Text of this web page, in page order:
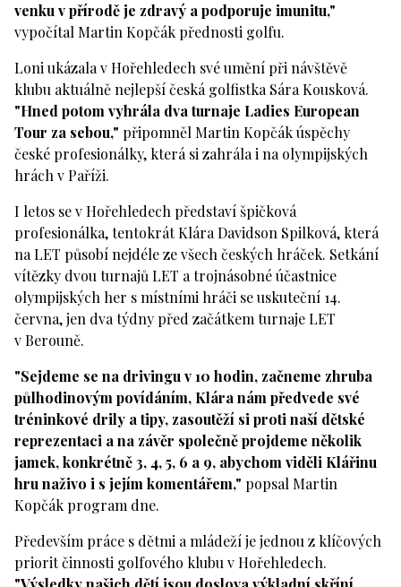
venku v přírodě je zdravý a podporuje imunitu,"
vypočítal Martin Kopčák přednosti golfu.
Loni ukázala v Hořehledech své umění při návštěvě
klubu aktuálně nejlepší česká golfistka Sára Kousková.
"Hned potom vyhrála dva turnaje Ladies European
Tour za sebou," připomněl Martin Kopčák úspěchy
české profesionálky, která si zahrála i na olympijských
hrách v Paříži.
I letos se v Hořehledech představí špičková
profesionálka, tentokrát Klára Davidson Spilková, která
na LET působí nejdéle ze všech českých hráček. Setkání
vítězky dvou turnajů LET a trojnásobné účastnice
olympijských her s místními hráči se uskuteční 14.
června, jen dva týdny před začátkem turnaje LET
v Berouně.
"Sejdeme se na drivingu v 10 hodin, začneme zhruba
půlhodinovým povídáním, Klára nám předvede své
tréninkové drily a tipy, zasoutěží si proti naší dětské
reprezentaci a na závěr společně projdeme několik
jamek, konkrétně 3, 4, 5, 6 a 9, abychom viděli Klářinu
hru naživo i s jejím komentářem," popsal Martin
Kopčák program dne.
Především práce s dětmi a mládeží je jednou z klíčových
priorit činnosti golfového klubu v Hořehledech.